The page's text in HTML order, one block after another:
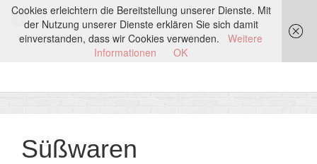
Süßwaren
Cookies erleichtern die Bereitstellung unserer Dienste. Mit
der Nutzung unserer Dienste erklären Sie sich damit
einverstanden, dass wir Cookies verwenden.
Weitere
Informationen
OK